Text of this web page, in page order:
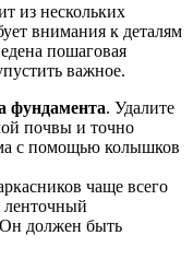
из нескольких
внимания к деталям
пошаговая
важное.
фундамента. Удалите
почвы и точно
с помощью колышков
чаще всего
должен быть